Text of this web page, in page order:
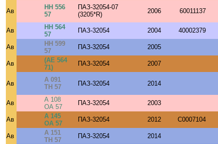
Ав
НН 556
57
ПАЗ-32054-07
(3205*R)
2006 60011137
Ав
НН 564
57
ПАЗ-32054 2004 40002379
Ав
НН 599
57
ПАЗ-32054 2005
Ав
(АЕ 564
71)
ПАЗ-32054 2007
Ав
А 091
ТН 57
ПАЗ-32054 2014
Ав
А 108
ОА 57
ПАЗ-32054 2003
Ав
А 145
ОА 57
ПАЗ-32054 2012 C0007104
Ав
А 151
ТН 57
ПАЗ-32054 2014